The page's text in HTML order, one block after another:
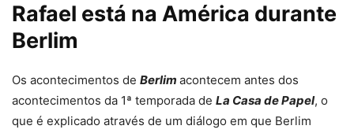
Rafael está na América durante
Berlim
Os acontecimentos de Berlim acontecem antes dos
acontecimentos da 1ª temporada de La Casa de Papel, o
que é explicado através de um diálogo em que Berlim